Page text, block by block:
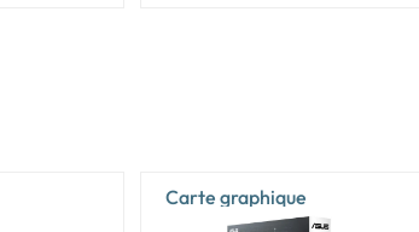
Carte graphique